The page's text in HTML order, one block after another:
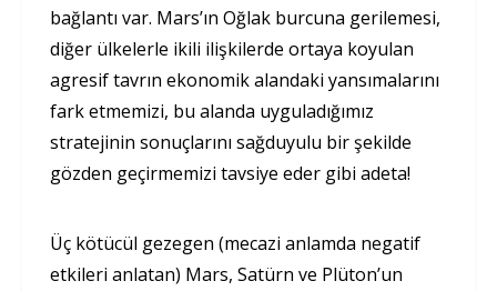
bağlantı var. Mars’ın Oğlak burcuna gerilemesi,
diğer ülkelerle ikili ilişkilerde ortaya koyulan
agresif tavrın ekonomik alandaki yansımalarını
fark etmemizi, bu alanda uyguladığımız
stratejinin sonuçlarını sağduyulu bir şekilde
gözden geçirmemizi tavsiye eder gibi adeta!
Üç kötücül gezegen (mecazi anlamda negatif
etkileri anlatan) Mars, Satürn ve Plüton’un